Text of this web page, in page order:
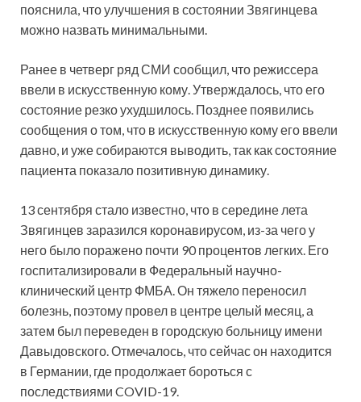
пояснила, что улучшения в состоянии Звягинцева
можно назвать минимальными.
Ранее в четверг ряд СМИ сообщил, что режиссера
ввели в искусственную кому. Утверждалось, что его
состояние резко ухудшилось. Позднее появились
сообщения о том, что в искусственную кому его ввели
давно, и уже собираются выводить, так как состояние
пациента показало позитивную динамику.
13 сентября стало известно, что в середине лета
Звягинцев заразился коронавирусом, из-за чего у
него было поражено почти 90 процентов легких. Его
госпитализировали в Федеральный научно-
клинический центр ФМБА. Он тяжело переносил
болезнь, поэтому провел в центре целый месяц, а
затем был переведен в городскую больницу имени
Давыдовского. Отмечалось, что сейчас он находится
в Германии, где продолжает бороться с
последствиями COVID-19.